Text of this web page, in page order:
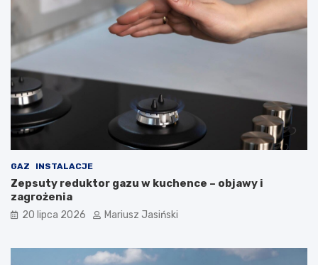
GAZ INSTALACJE
Zepsuty reduktor gazu w kuchence – objawy i
zagrożenia
20 lipca 2026 Mariusz Jasiński